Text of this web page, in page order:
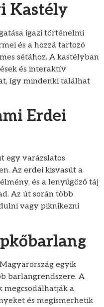
Kastély
igazi történelmi
és a hozzá tartozó
sétához. A kastélyban
és interaktív
így mindenki találhat
Erdei
egy varázslatos
Az erdei kisvasút a
és a lenyűgöző táj
Az út során több
vagy piknikezni
egyik
barlangrendszere. A
megcsodálhatják a
és megismerhetik